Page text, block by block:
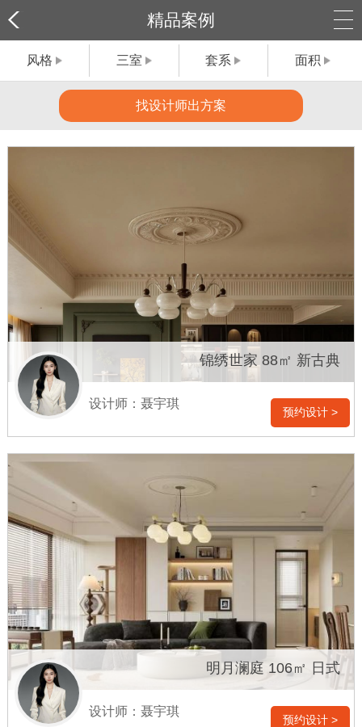
精品案例
风格 三室 套系 面积
找设计师出方案
锦绣世家 88㎡ 新古典
设计师：聂宇琪
预约设计 >
明月澜庭 106㎡ 日式
设计师：聂宇琪
预约设计 >